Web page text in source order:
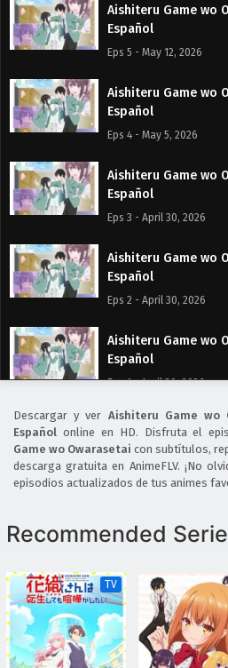
Aishiteru Game wo
Español
Eps 5 - May 12, 2026
Aishiteru Game wo
Español
Eps 4 - May 5, 2026
Aishiteru Game wo
Español
Eps 3 - April 30, 2026
Aishiteru Game wo
Español
Eps 2 - April 30, 2026
Aishiteru Game wo
Español
Eps 1 - April 30, 2026
Descargar y ver Aishiteru Game wo
Español online en HD. Disfruta el
Game wo Owarasetai con subtítulos,
descarga gratuita en AnimeFLV. ¡No
episodios actualizados de tus animes
Recommended
TV